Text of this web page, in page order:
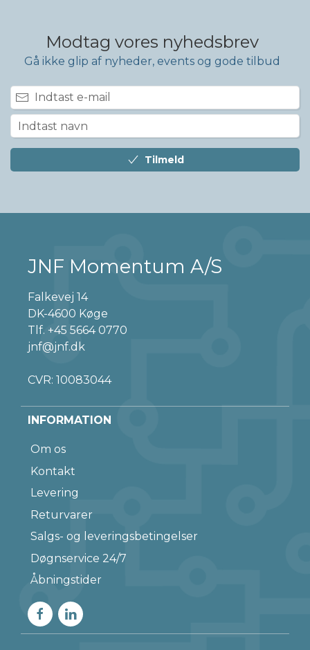
Modtag vores nyhedsbrev
Gå ikke glip af nyheder, events og gode tilbud
Tilmeld
JNF Momentum A/S
Falkevej 14
DK-4600 Køge
Tlf. +45 5664 0770
jnf@jnf.dk
CVR: 10083044
INFORMATION
Om os
Kontakt
Levering
Returvarer
Salgs- og leveringsbetingelser
Døgnservice 24/7
Åbningstider